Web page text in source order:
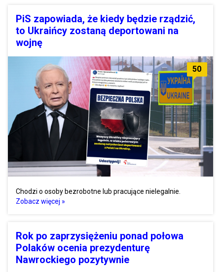
PiS zapowiada, że kiedy będzie rządzić,
to Ukraińcy zostaną deportowani na
wojnę
50
Chodzi o osoby bezrobotne lub pracujące nielegalnie.
Zobacz więcej »
Rok po zaprzysiężeniu ponad połowa
Polaków ocenia prezydenturę
Nawrockiego pozytywnie